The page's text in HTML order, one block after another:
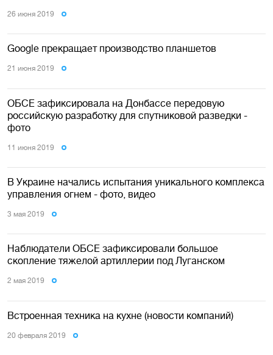
26 июня 2019
Google прекращает производство планшетов
21 июня 2019
ОБСЕ зафиксировала на Донбассе передовую
российскую разработку для спутниковой ​​разведки -
фото
11 июня 2019
В Украине начались испытания уникального комплекса
управления огнем - фото, видео
3 мая 2019
Наблюдатели ОБСЕ зафиксировали большое
скопление тяжелой артиллерии под Луганском
2 мая 2019
Встроенная техника на кухне (новости компаний)
20 февраля 2019